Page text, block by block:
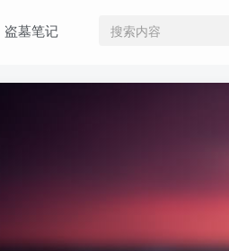
盗墓笔记